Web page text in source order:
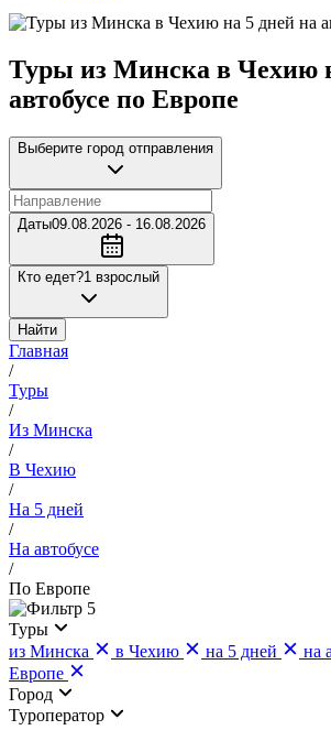
Туры из Минска в Чехию
автобусе по Европе
Выберите город отправления
Даты09.08.2026 - 16.08.2026
Кто едет?1 взрослый
Найти
Главная
/
Туры
/
Из Минска
/
В Чехию
/
На 5 дней
/
На автобусе
/
По Европе
5
Туры
из Минска
в Чехию на 5 дней на
Европе
Город
Туроператор